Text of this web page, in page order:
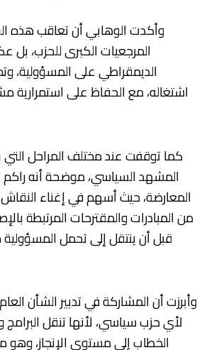
وأكدت الوهابي أن تعاقب هذه
المرجعيات الكبرى للحزب، بل
الديمقراطي على المسؤولية،
اشتغاله، مع الحفاظ على
كما توقفت عند مختلف المراحل
المشهد السياسي، موضحة أنه
المعارضة، حيث أسهم في إغناء
من المبادرات والمقترحات المرتبطة
قبل أن ينتقل إلى تحمل
وأبرزت أن المشاركة في تدبير الشأن
لأي حزب سياسي، لأنها تنقل
الخطاب إلى مستوى الإنجاز، وهو